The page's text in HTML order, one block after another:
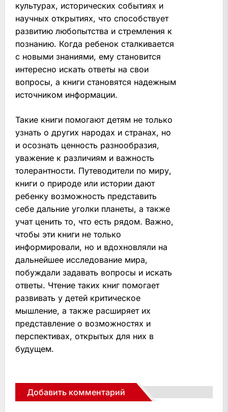
культурах, исторических событиях и
научных открытиях, что способствует
развитию любопытства и стремления к
познанию. Когда ребенок сталкивается
с новыми знаниями, ему становится
интересно искать ответы на свои
вопросы, а книги становятся надежным
источником информации.
Такие книги помогают детям не только
узнать о других народах и странах, но
и осознать ценность разнообразия,
уважение к различиям и важность
толерантности. Путеводители по миру,
книги о природе или истории дают
ребенку возможность представить
себе дальние уголки планеты, а также
учат ценить то, что есть рядом. Важно,
чтобы эти книги не только
информировали, но и вдохновляли на
дальнейшее исследование мира,
побуждали задавать вопросы и искать
ответы. Чтение таких книг помогает
развивать у детей критическое
мышление, а также расширяет их
представление о возможностях и
перспективах, открытых для них в
будущем.
Добавить комментарий